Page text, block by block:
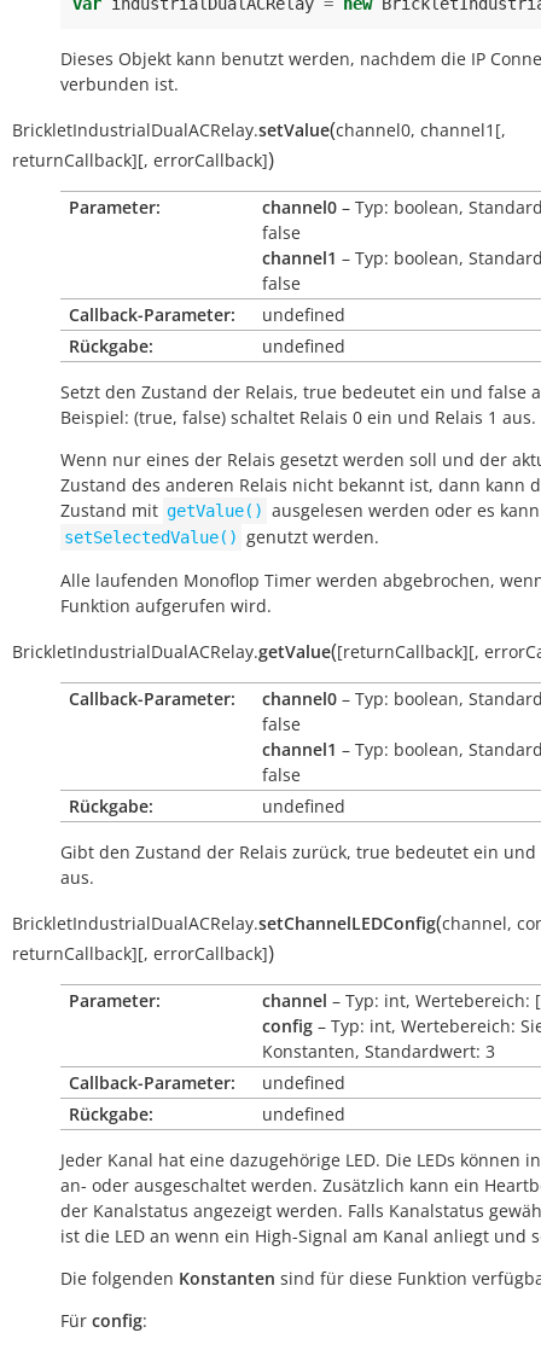
Dieses Objekt kann benutzt werden, nachdem die IP
verbunden ist.
BrickletIndustrialDualACRelay.setValue(channel0, channel1 [,
returnCallback][, errorCallback])
Parameter: channel0 – Typ: boolean,
false
channel1 – Typ: boolean,
false
Callback-Parameter:
undefined
Rückgabe:
undefined
Setzt den Zustand der Relais, true bedeutet ein und false
Beispiel: (true, false) schaltet Relais 0 ein und Relais 1 aus.
Wenn nur eines der Relais gesetzt werden soll und der
Zustand des anderen Relais nicht bekannt ist, dann kann
Zustand mit getValue() ausgelesen werden oder es kann
setSelectedValue() genutzt werden.
Alle laufenden Monoflop Timer werden abgebrochen,
Funktion aufgerufen wird.
BrickletIndustrialDualACRelay.getValue([returnCallback][,
Callback-Parameter: channel0 – Typ: boolean,
false
channel1 – Typ: boolean,
false
Rückgabe:
undefined
Gibt den Zustand der Relais zurück, true bedeutet ein und
aus.
BrickletIndustrialDualACRelay.setChannelLEDConfig(channel,
returnCallback][, errorCallback])
Parameter: channel – Typ: int, Wertebereich:
config – Typ: int, Wertebereich:
Konstanten, Standardwert: 3
Callback-Parameter:
undefined
Rückgabe:
undefined
Jeder Kanal hat eine dazugehörige LED. Die LEDs können
an- oder ausgeschaltet werden. Zusätzlich kann ein
der Kanalstatus angezeigt werden. Falls Kanalstatus
ist die LED an wenn ein High-Signal am Kanal anliegt und
Die folgenden Konstanten sind für diese Funktion
Für config: